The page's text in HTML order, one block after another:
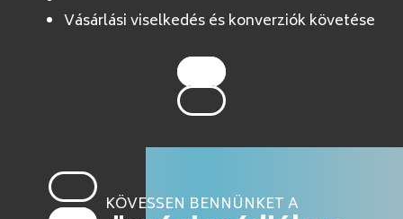
Vásárlási viselkedés és konverziók követése
KÖVESSEN BENNÜNKET A